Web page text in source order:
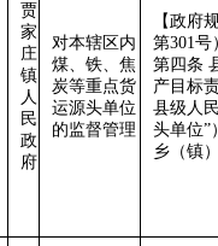
贾
家
庄
镇
人
民
政
府
对本辖区内
煤、铁、焦
炭等重点货
运源头单位
的监督管理
【政府
第301号
第四条
产目标
县级人
头单位”
乡（镇